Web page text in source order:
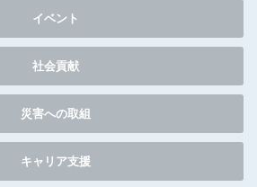
イベント
社会貢献
災害への取組
キャリア支援